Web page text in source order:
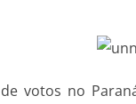
votos no